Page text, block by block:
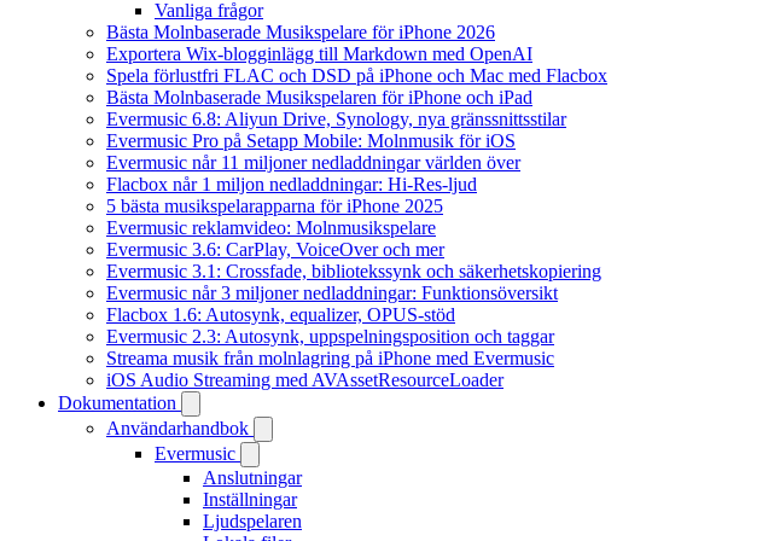
Vanliga frågor
Bästa Molnbaserade Musikspelare för iPhone 2026
Exportera Wix-blogginlägg till Markdown med OpenAI
Spela förlustfri FLAC och DSD på iPhone och Mac med Flacbox
Bästa Molnbaserade Musikspelaren för iPhone och iPad
Evermusic 6.8: Aliyun Drive, Synology, nya gränssnittsstilar
Evermusic Pro på Setapp Mobile: Molnmusik för iOS
Evermusic når 11 miljoner nedladdningar världen över
Flacbox når 1 miljon nedladdningar: Hi-Res-ljud
5 bästa musikspelarapparna för iPhone 2025
Evermusic reklamvideo: Molnmusikspelare
Evermusic 3.6: CarPlay, VoiceOver och mer
Evermusic 3.1: Crossfade, bibliotekssynk och säkerhetskopiering
Evermusic når 3 miljoner nedladdningar: Funktionsöversikt
Flacbox 1.6: Autosynk, equalizer, OPUS-stöd
Evermusic 2.3: Autosynk, uppspelningsposition och taggar
Streama musik från molnlagring på iPhone med Evermusic
iOS Audio Streaming med AVAssetResourceLoader
Dokumentation
Användarhandbok
Evermusic
Anslutningar
Inställningar
Ljudspelaren